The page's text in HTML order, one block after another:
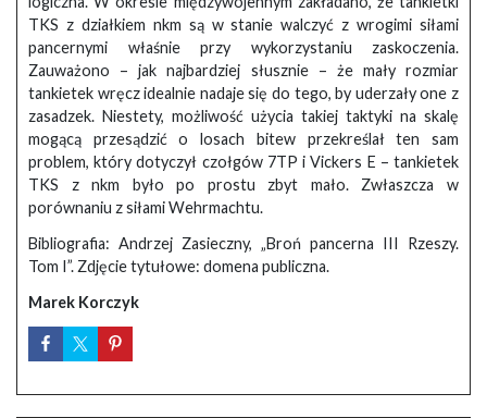
TKS z działkiem nkm są w stanie walczyć z wrogimi siłami
pancernymi właśnie przy wykorzystaniu zaskoczenia.
Zauważono – jak najbardziej słusznie – że mały rozmiar
tankietek wręcz idealnie nadaje się do tego, by uderzały one z
zasadzek. Niestety, możliwość użycia takiej taktyki na skalę
mogącą przesądzić o losach bitew przekreślał ten sam
problem, który dotyczył czołgów 7TP i Vickers E – tankietek
TKS z nkm było po prostu zbyt mało. Zwłaszcza w
porównaniu z siłami Wehrmachtu.
Bibliografia: Andrzej Zasieczny, „Broń pancerna III Rzeszy.
Tom I”. Zdjęcie tytułowe: domena publiczna.
Marek Korczyk